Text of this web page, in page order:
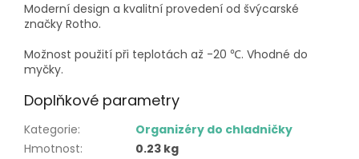
Moderní design a kvalitní provedení od švýcarské
značky Rotho.
Možnost použití při teplotách až -20 ℃. Vhodné do
myčky.
Doplňkové parametry
Kategorie:
Organizéry do chladničky
Hmotnost:
0.23 kg